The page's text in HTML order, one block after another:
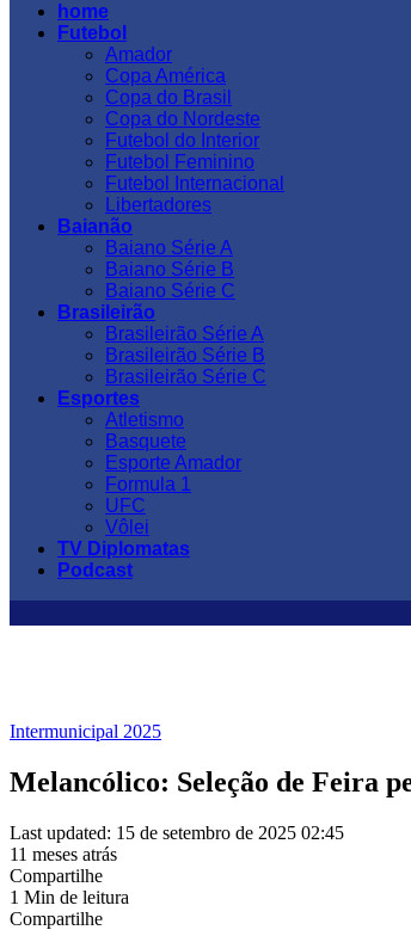
home
Futebol
Amador
Copa América
Copa do Brasil
Copa do Nordeste
Futebol do Interior
Futebol Feminino
Futebol Internacional
Libertadores
Baianão
Baiano Série A
Baiano Série B
Baiano Série C
Brasileirão
Brasileirão Série A
Brasileirão Série B
Brasileirão Série C
Esportes
Atletismo
Basquete
Esporte Amador
Formula 1
UFC
Vôlei
TV Diplomatas
Podcast
Intermunicipal 2025
Melancólico: Seleção de Feira
Last updated: 15 de setembro de 2025 02:45
11 meses atrás
Compartilhe
1 Min de leitura
Compartilhe